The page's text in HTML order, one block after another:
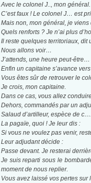
Avec le colonel J.., mon général.
C’est faux ! Le colonel J… est
Mais non, mon général, je viens
Quels renforts ? Je n’ai plus
Il reste quelques territoriaux, dit
Nous allons voir…
J’attends, une heure peut-être…
Enfin un capitaine s’avance
Vous êtes sûr de retrouver le
Je crois, mon capitaine.
Dans ce cas, vous allez
Dehors, commandés par un
Salaud d’artilleur, espèce de
La pagaïe, quoi ! Je leur dis :
Si vous ne voulez pas venir,
Leur adjudant décide :
Passe devant. Je resterai
Je suis reparti sous le
moment de nous replier.
Vous avez laissé vos pertes sur